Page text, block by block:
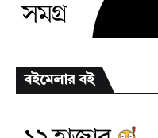
বইমেলার বই